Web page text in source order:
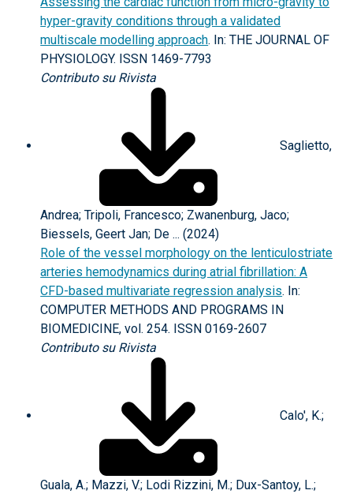
hyper-gravity conditions through a validated
multiscale modelling approach. In: THE JOURNAL OF
PHYSIOLOGY. ISSN 1469-7793
Contributo su Rivista
Saglietto,
Andrea; Tripoli, Francesco; Zwanenburg, Jaco;
Biessels, Geert Jan; De ... (2024)
Role of the vessel morphology on the lenticulostriate
arteries hemodynamics during atrial fibrillation: A
CFD-based multivariate regression analysis. In:
COMPUTER METHODS AND PROGRAMS IN
BIOMEDICINE, vol. 254. ISSN 0169-2607
Contributo su Rivista
Calo', K.;
Guala, A.; Mazzi, V.; Lodi Rizzini, M.; Dux-Santoy, L.;